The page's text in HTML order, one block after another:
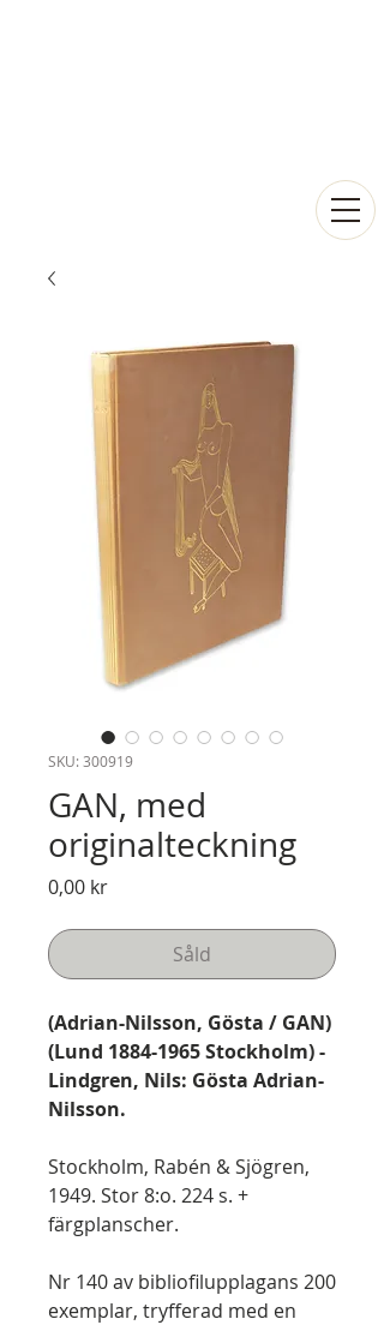
SKU: 300919
GAN, med
originalteckning
0,00 krPris
Såld
(Adrian-Nilsson, Gösta / GAN)
(Lund 1884-1965 Stockholm) -
Lindgren, Nils: Gösta Adrian-
Nilsson.
Stockholm, Rabén & Sjögren,
1949. Stor 8:o. 224 s. +
färgplanscher.
Nr 140 av bibliofilupplagans 200
exemplar, tryfferad med en